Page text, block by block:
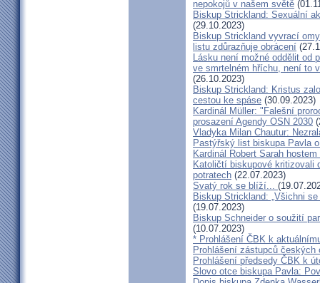
nepokojů v našem světě
Biskup Strickland: Sexuální
(29.10.2023)
Biskup Strickland vyvrací
listu zdůrazňuje obrácení
Lásku není možné oddělit od
ve smrtelném hříchu, není to
(26.10.2023)
Biskup Strickland: Kristus
cestou ke spáse (30.09.2023)
Kardinál Müller: "Falešní
prosazení Agendy OSN 2030
Vladyka Milan Chautur:
Pastýřský list biskupa Pavla
Kardinál Robert Sarah
Katoličtí biskupové kritizovali
potratech (22.07.2023)
Svatý rok se blíží...
Biskup Strickland: „Všichni
(19.07.2023)
Biskup Schneider o soužití
(10.07.2023)
* Prohlášení ČBK k
Prohlášení zástupců
Prohlášení předsedy ČBK k
Slovo otce biskupa Pavla: